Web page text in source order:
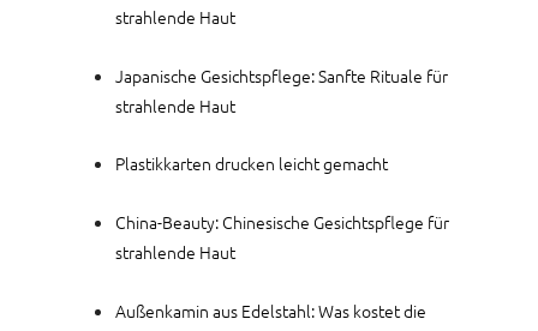
strahlende Haut
Japanische Gesichtspflege: Sanfte Rituale für
strahlende Haut
Plastikkarten drucken leicht gemacht
China-Beauty: Chinesische Gesichtspflege für
strahlende Haut
Außenkamin aus Edelstahl: Was kostet die